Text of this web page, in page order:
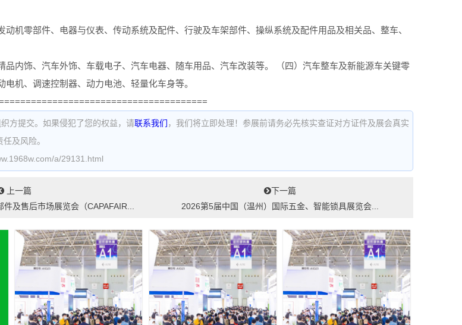
动机零部件、电器与仪表、传动系统及配件、行驶及车架部件、操纵系统及配件用品及相关品、整车、
品内饰、汽车外饰、车载电子、汽车电器、随车用品、汽车改装等。 （四）汽车整车及新能源车关键零
机、调速控制器、动力电池、轻量化车身等。
方提交。如果侵犯了您的权益，请联系我们 ，我们将立即处理！参展前请务必先核实查证对方证件及展会真实
及风险。
a/29131.html
上一篇
及售后市场展览会（CAPAFAIR...
下一篇
2026第5届中国（温州）国际五金、智能锁具展览会...